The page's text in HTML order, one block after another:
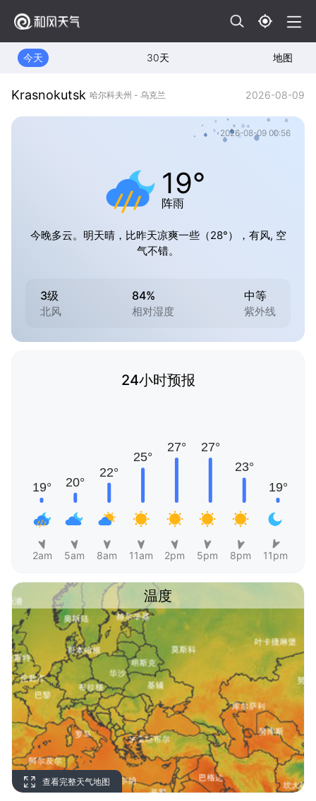
今天 30天 地图
Krasnokutsk 哈尔科夫州 - 乌克兰 2026-08-09
2026-08-09 00:56
19°
阵雨
今晚多云。明天晴，比昨天凉爽一些（28°），有风, 空
气不错。
3级
北风
84%
相对湿度
中等
紫外线
24小时预报
2am 5am 8am 11am 2pm 5pm 8pm 11pm
温度
查看完整天气地图